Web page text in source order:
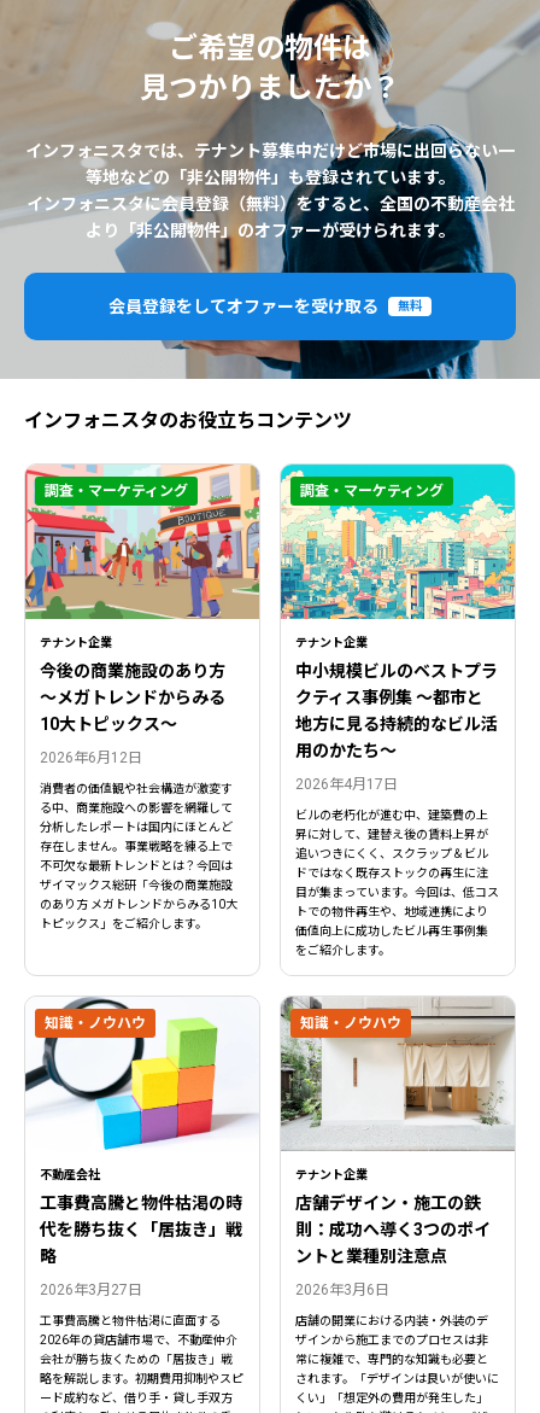
ご希望の物件は
見つかりましたか？
インフォニスタでは、テナント募集中だけど市場に出回らない一
等地などの「非公開物件」も登録されています。
インフォニスタに会員登録（無料）をすると、全国の不動産会社
より「非公開物件」のオファーが受けられます。
会員登録をしてオファーを受け取る 無料
インフォニスタのお役立ちコンテンツ
テナント企業
今後の商業施設のあり方
〜メガトレンドからみる
10大トピックス〜
2026年6月12日
消費者の価値観や社会構造が激変す
る中、商業施設への影響を網羅して
分析したレポートは国内にほとんど
存在しません。事業戦略を練る上で
不可欠な最新トレンドとは？今回は
ザイマックス総研「今後の商業施設
のあり方 メガトレンドからみる10大
トピックス」をご紹介します。
調査・マーケティング
テナント企業
中小規模ビルのベストプラ
クティス事例集 ～都市と
地方に見る持続的なビル活
用のかたち～
2026年4月17日
ビルの老朽化が進む中、建築費の上
昇に対して、建替え後の賃料上昇が
追いつきにくく、スクラップ＆ビル
ドではなく既存ストックの再生に注
目が集まっています。今回は、低コス
トでの物件再生や、地域連携により
価値向上に成功したビル再生事例集
をご紹介します。
調査・マーケティング
不動産会社
工事費高騰と物件枯渇の時
代を勝ち抜く「居抜き」戦
略
2026年3月27日
工事費高騰と物件枯渇に直面する
2026年の貸店舗市場で、不動産仲介
会社が勝ち抜くための「居抜き」戦
略を解説します。初期費用抑制やスピ
ード成約など、借り手・貸し手双方
知識・ノウハウ
テナント企業
店舗デザイン・施工の鉄
則：成功へ導く3つのポイ
ントと業種別注意点
2026年3月6日
店舗の開業における内装・外装のデ
ザインから施工までのプロセスは非
常に複雑で、専門的な知識も必要と
されます。「デザインは良いが使いに
くい」「想定外の費用が発生した」
知識・ノウハウ